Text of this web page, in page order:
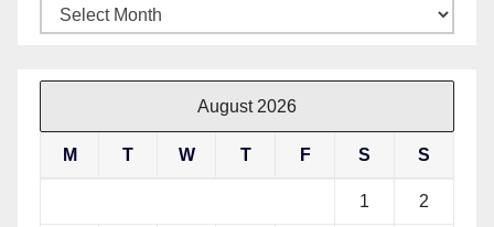
Archives
August 2026
M T W T F S S
1 2